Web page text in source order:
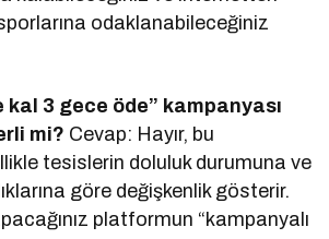
odaklanabileceğiniz
kal 3 gece öde” kampanyası
mi? Cevap: Hayır, bu
tesislerin doluluk durumuna ve
göre değişkenlik gösterir.
platformun “kampanyalı